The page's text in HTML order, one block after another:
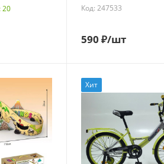
20
Код: 247533
590 ₽/шт
Хит